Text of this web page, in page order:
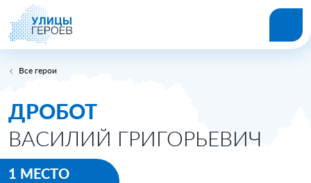
Все герои
ДРОБОТ
ВАСИЛИЙ ГРИГОРЬЕВИЧ
1 МЕСТО